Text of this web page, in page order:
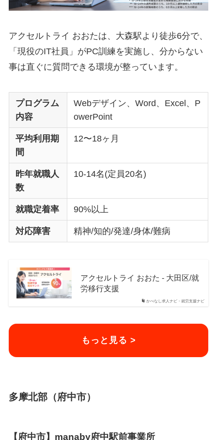
アクセルトライ おおたは、大森駅より徒歩6分で、
「現役のIT社員」がPC訓練を実施し、分からない
事は直ぐに質問できる環境が整っています。
プログラム
内容
Webデザイン、Word、Excel、P
owerPoint
平均利用期
間
12〜18ヶ月
昨年就職人
数
10-14名(定員20名)
就職定着率 90%以上
対応障害 精神/知的/発達/身体/難病
かべなし求人ナビ・就労支援ナビ
アクセルトライ おおた - 大田区/就
労移行支援
もっと見る >
多摩北部（府中市）
【府中市】manaby府中駅前事業所